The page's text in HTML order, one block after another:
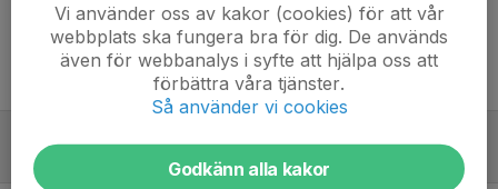
Vi använder oss av kakor (cookies) för att vår
webbplats ska fungera bra för dig. De används
även för webbanalys i syfte att hjälpa oss att
förbättra våra tjänster.
Så använder vi cookies
Godkänn alla kakor